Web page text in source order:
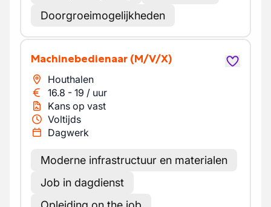
Doorgroeimogelijkheden
Machinebedienaar (M/V/X)
Houthalen
16.8 - 19 / uur
Kans op vast
Voltijds
Dagwerk
Moderne infrastructuur en materialen
Job in dagdienst